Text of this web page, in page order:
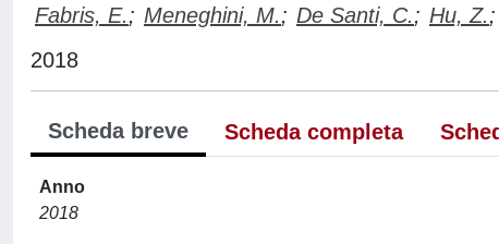
Fabris, E.; Meneghini, M.; De Santi, C.; Hu, Z.;
2018
Scheda breve Scheda completa
Anno
2018